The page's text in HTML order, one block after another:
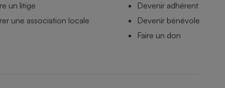
un litige
une association locale
Devenir adhérent
Devenir bénévole
Faire un don